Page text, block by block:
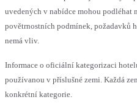
uvedených v nabídce mohou podléhat
povětrnostních podmínek, požadavků
nemá vliv.
Informace o oficiální kategorizaci
používanou v příslušné zemi. Každá
konkrétní kategorie.